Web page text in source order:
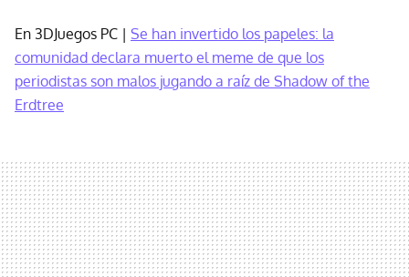
En 3DJuegos PC | Se han invertido los papeles: la
comunidad declara muerto el meme de que los
periodistas son malos jugando a raíz de Shadow of the
Erdtree